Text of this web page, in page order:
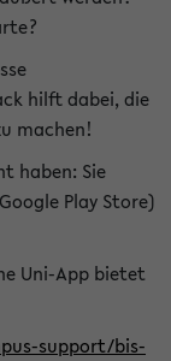
hilft dabei, die
machen!
haben: Sie
Play Store)
Uni-App bietet
support/bis-